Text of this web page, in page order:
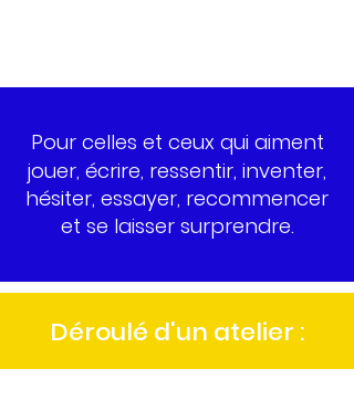
Pour celles et ceux qui aiment
jouer, écrire, ressentir, inventer,
hésiter, essayer, recommencer
et se laisser surprendre.
Déroulé d'un atelier :